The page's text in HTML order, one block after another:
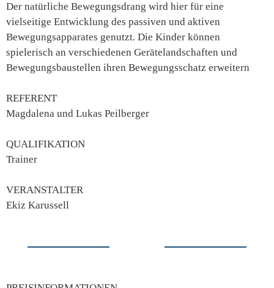
Der natürliche Bewegungsdrang wird hier für eine
vielseitige Entwicklung des passiven und aktiven
Bewegungsapparates genutzt. Die Kinder können
spielerisch an verschiedenen Gerätelandschaften und
Bewegungsbaustellen ihren Bewegungsschatz erweitern
REFERENT
Magdalena und Lukas Peilberger
QUALIFIKATION
Trainer
VERANSTALTER
Ekiz Karussell